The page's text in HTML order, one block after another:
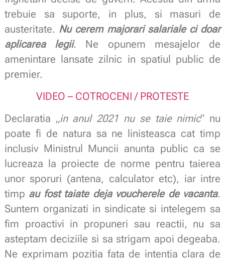
trebuie sa suporte, in plus, si masuri de
austeritate. Nu cerem majorari salariale ci doar
aplicarea legii. Ne opunem mesajelor de
amenintare lansate zilnic in spatiul public de
premier.
VIDEO – COTROCENI / PROTESTE
Declaratia „in anul 2021 nu se taie nimic” nu
poate fi de natura sa ne linisteasca cat timp
inclusiv Ministrul Muncii anunta public ca se
lucreaza la proiecte de norme pentru taierea
unor sporuri (antena, calculator etc), iar intre
timp au fost taiate deja voucherele de vacanta.
Suntem organizati in sindicate si intelegem sa
fim proactivi in propuneri sau reactii, nu sa
asteptam deciziile si sa strigam apoi degeaba.
Ne exprimam pozitia fata de intentia clara de